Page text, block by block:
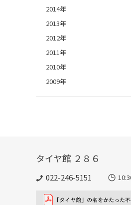
2014年
2013年
2012年
2011年
2010年
2009年
タイヤ館 ２８６
022-246-5151